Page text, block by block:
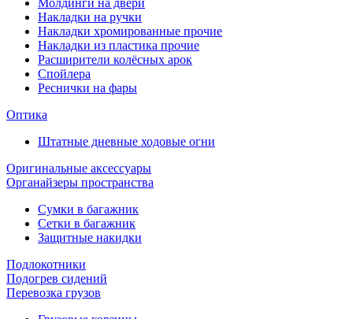
Молдинги на двери
Накладки на ручки
Накладки хромированные прочие
Накладки из пластика прочие
Расширители колёсных арок
Спойлера
Реснички на фары
Оптика
Штатные дневные ходовые огни
Оригинальные аксессуары
Органайзеры пространства
Сумки в багажник
Сетки в багажник
Защитные накидки
Подлокотники
Подогрев сидений
Перевозка грузов